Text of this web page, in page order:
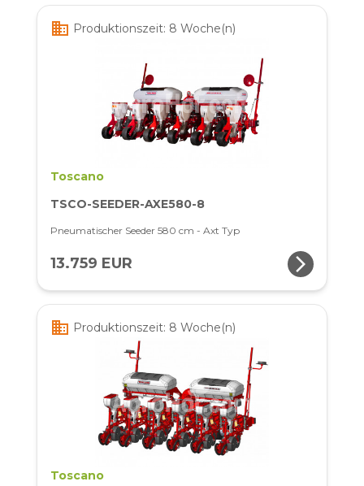
business Produktionszeit: 8 Woche(n)
Toscano
TSCO-SEEDER-AXE580-8
Pneumatischer Seeder 580 cm - Axt Typ
13.759 EUR arrow_forward_ios
business Produktionszeit: 8 Woche(n)
Toscano